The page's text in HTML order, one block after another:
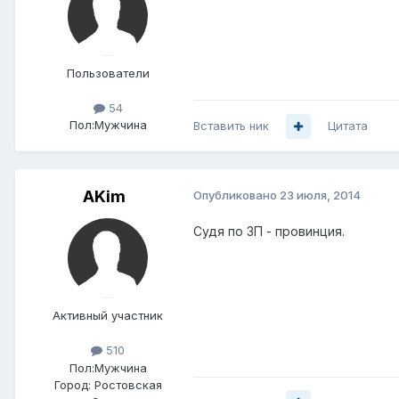
Пользователи
54
Пол:Мужчина Вставить ник Цитата
AKim
Активный участник
510
Пол:Мужчина
Город: Ростовская
Опубликовано 23 июля, 2014
Судя по ЗП - провинция.